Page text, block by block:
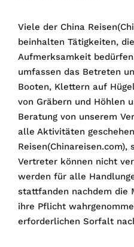
Viele der China
beinhalten Tätigkeiten,
Aufmerksamkeit
umfassen das Betreten
Booten, Klettern auf
von Gräbern und Höhlen
Beratung von unserem
alle Aktivitäten
Vertreter können nicht
werden für alle
stattfanden nachdem die
ihre Pflicht
erforderlichen Sorfalt